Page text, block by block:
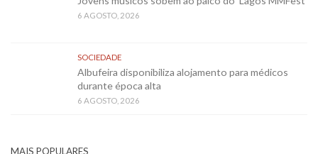
6 AGOSTO, 2026
SOCIEDADE
Albufeira disponibiliza alojamento para médicos
durante época alta
6 AGOSTO, 2026
MAIS POPULARES